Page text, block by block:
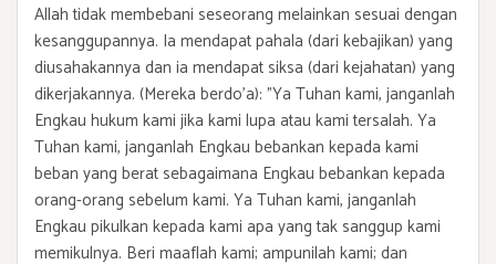
Allah tidak membebani seseorang melainkan sesuai dengan
kesanggupannya. Ia mendapat pahala (dari kebajikan) yang
diusahakannya dan ia mendapat siksa (dari kejahatan) yang
dikerjakannya. (Mereka berdo'a): "Ya Tuhan kami, janganlah
Engkau hukum kami jika kami lupa atau kami tersalah. Ya
Tuhan kami, janganlah Engkau bebankan kepada kami
beban yang berat sebagaimana Engkau bebankan kepada
orang-orang sebelum kami. Ya Tuhan kami, janganlah
Engkau pikulkan kepada kami apa yang tak sanggup kami
memikulnya. Beri maaflah kami; ampunilah kami; dan